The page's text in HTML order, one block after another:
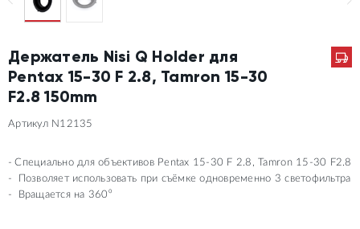
Держатель Nisi Q Holder для
Pentax 15-30 F 2.8, Tamron 15-30
F2.8 150mm
Артикул N12135
Специально для объективов Pentax 15-30 F 2.8, Tamron 15-30 F2.8
Позволяет использовать при съёмке одновременно 3 светофильтра
Вращается на 360⁰